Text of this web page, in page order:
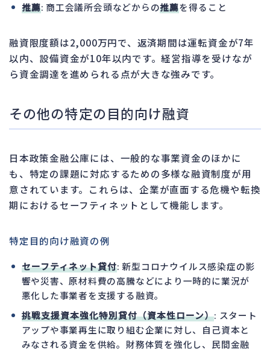
推薦: 商工会議所会頭などからの推薦を得ること
融資限度額は2,000万円で、返済期間は運転資金が7年
以内、設備資金が10年以内です。経営指導を受けなが
ら資金調達を進められる点が大きな強みです。
その他の特定の目的向け融資
日本政策金融公庫には、一般的な事業資金のほかに
も、特定の課題に対応するための多様な融資制度が用
意されています。これらは、企業が直面する危機や転換
期におけるセーフティネットとして機能します。
特定目的向け融資の例
セーフティネット貸付: 新型コロナウイルス感染症の影
響や災害、原材料費の高騰などにより一時的に業況が
悪化した事業者を支援する融資。
挑戦支援資本強化特別貸付（資本性ローン）: スタート
アップや事業再生に取り組む企業に対し、自己資本と
みなされる資金を供給。財務体質を強化し、民間金融